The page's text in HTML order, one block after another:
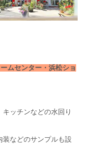
ムセンター・浜松ショ
ッチンなどの水回り
装などのサンプルも設